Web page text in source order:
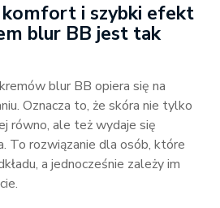
komfort i szybki efekt
blur BB jest tak
blur BB opiera się na
Oznacza to, że skóra nie tylko
równo, ale też wydaje się
To rozwiązanie dla osób, które
a jednocześnie zależy im